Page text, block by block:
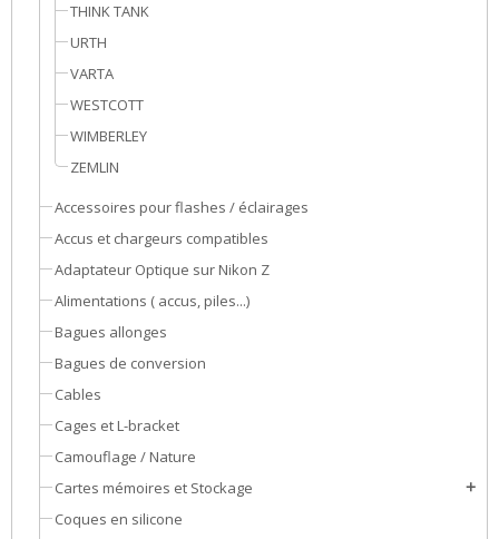
THINK TANK
URTH
VARTA
WESTCOTT
WIMBERLEY
ZEMLIN
Accessoires pour flashes / éclairages
Accus et chargeurs compatibles
Adaptateur Optique sur Nikon Z
Alimentations ( accus, piles...)
Bagues allonges
Bagues de conversion
Cables
Cages et L-bracket
Camouflage / Nature
Cartes mémoires et Stockage
add
Coques en silicone